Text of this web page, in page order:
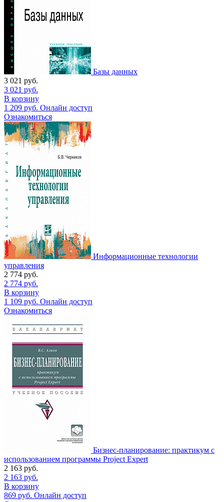
Базы данных
3 021 руб.
3 021 руб.
В корзину
1 209 руб. Онлайн доступ
Ознакомиться
Информационные технологии
управления
2 774 руб.
2 774 руб.
В корзину
1 109 руб. Онлайн доступ
Ознакомиться
Бизнес-планирование: практикум с
использованием программы Project Expert
2 163 руб.
2 163 руб.
В корзину
869 руб. Онлайн доступ